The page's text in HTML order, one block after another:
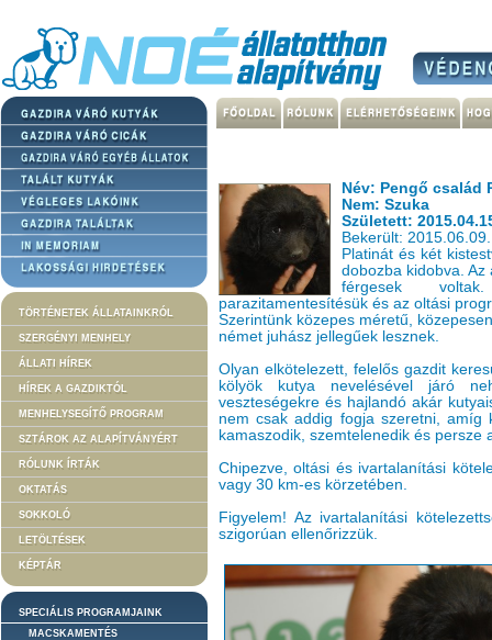
TÖRTÉNETEK ÁLLATAINKRÓL
SZERGÉNYI MENHELY
ÁLLATI HÍREK
HÍREK A GAZDIKTÓL
MENHELYSEGÍTŐ PROGRAM
SZTÁROK AZ ALAPÍTVÁNYÉRT
RÓLUNK ÍRTÁK
OKTATÁS
SOKKOLÓ
LETÖLTÉSEK
KÉPTÁR
SPECIÁLIS PROGRAMJAINK
MACSKAMENTÉS
Név: Pengő család
Nem: Szuka
Született:
Bekerült: 2015.06.09.
Platinát és két
dobozba kidobva.
férgesek
parazitamentesítésük és az oltási
Szerintünk közepes méretű,
német juhász jellegűek lesznek.
Olyan elkötelezett, felelős gazdit
kölyök kutya nevelésével járó
veszteségekre és hajlandó akár
nem csak addig fogja szeretni,
kamaszodik, szemtelenedik és persze
Chipezve, oltási és ivartalanítási
vagy 30 km-es körzetében.
Figyelem! Az ivartalanítási
szigorúan ellenőrizzük.